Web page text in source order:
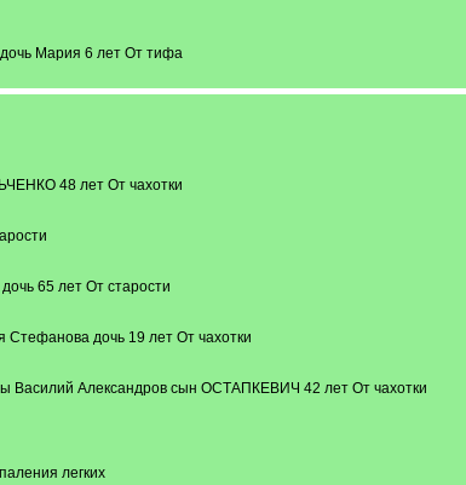
Мария 6 лет От тифа
48 лет От чахотки
65 лет От старости
дочь 19 лет От чахотки
Василий Александров сын ОСТАПКЕВИЧ 42 лет От чахотки
легких